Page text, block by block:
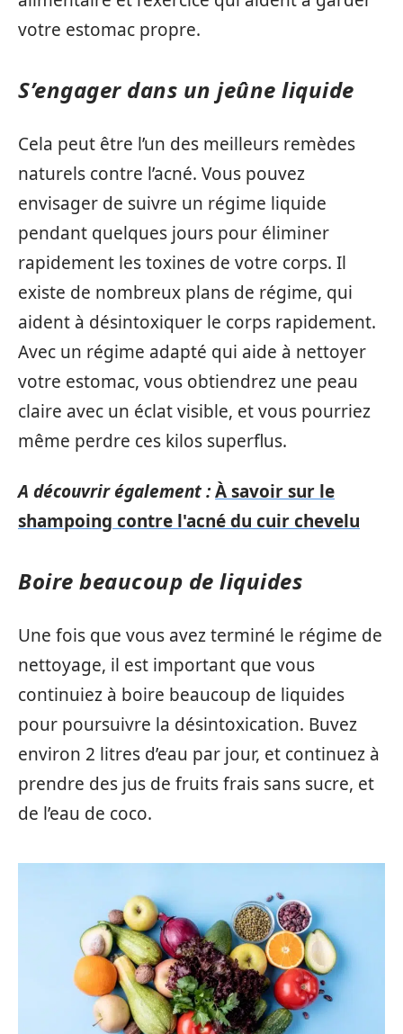
votre estomac propre.
S’engager dans un jeûne liquide
Cela peut être l’un des meilleurs remèdes
naturels contre l’acné. Vous pouvez
envisager de suivre un régime liquide
pendant quelques jours pour éliminer
rapidement les toxines de votre corps. Il
existe de nombreux plans de régime, qui
aident à désintoxiquer le corps rapidement.
Avec un régime adapté qui aide à nettoyer
votre estomac, vous obtiendrez une peau
claire avec un éclat visible, et vous pourriez
même perdre ces kilos superflus.
A découvrir également :À savoir sur le
shampoing contre l'acné du cuir chevelu
Boire beaucoup de liquides
Une fois que vous avez terminé le régime de
nettoyage, il est important que vous
continuiez à boire beaucoup de liquides
pour poursuivre la désintoxication. Buvez
environ 2 litres d’eau par jour, et continuez à
prendre des jus de fruits frais sans sucre, et
de l’eau de coco.